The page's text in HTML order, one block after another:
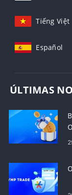
Tiếng Việt
Español
ÚLTIMAS